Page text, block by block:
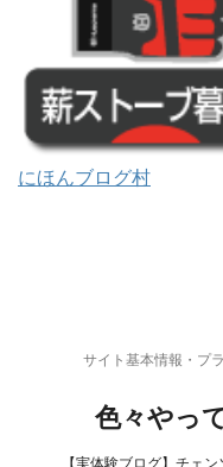
にほんブログ村
サイト基本情報・プ
色々やっ